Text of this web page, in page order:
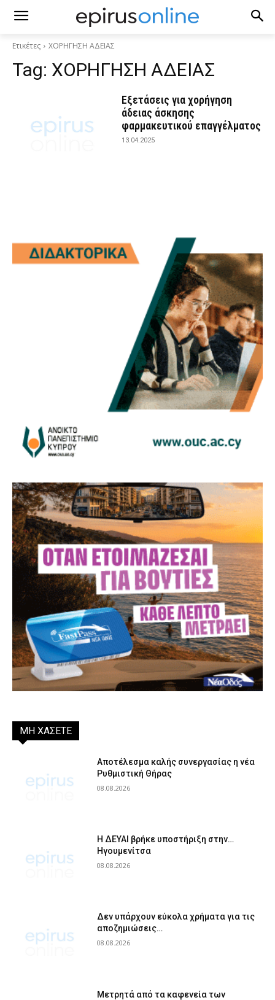
Ετικέτες ΧΟΡΗΓΗΣΗ ΑΔΕΙΑΣ
Tag: ΧΟΡΗΓΗΣΗ ΑΔΕΙΑΣ
Εξετάσεις για χορήγηση
άδειας άσκησης
φαρμακευτικού επαγγέλματος
13.04.2025
ΜΗ ΧΑΣΕΤΕ
Αποτέλεσμα καλής συνεργασίας η νέα
Ρυθμιστική Θήρας
08.08.2026
Η ΔΕΥΑΙ βρήκε υποστήριξη στην…
Ηγουμενίτσα
08.08.2026
Δεν υπάρχουν εύκολα χρήματα για τις
αποζημιώσεις…
08.08.2026
Μετρητά από τα καφενεία των